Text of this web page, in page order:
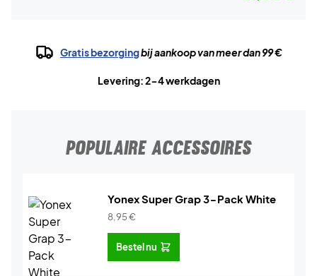
Gratis bezorgingbij aankoop van meer dan 99 €
Levering: 2-4 werkdagen
POPULAIRE ACCESSOIRES
Yonex Super Grap 3-Pack White
8,95€
Bestel nu